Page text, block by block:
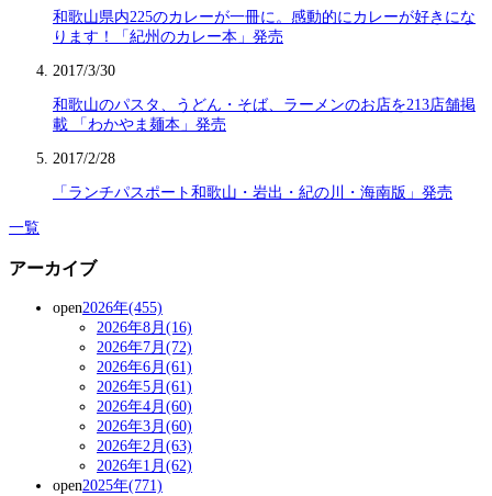
和歌山県内225のカレーが一冊に。感動的にカレーが好きにな
ります！「紀州のカレー本」発売
2017/3/30
和歌山のパスタ、うどん・そば、ラーメンのお店を213店舗掲
載 「わかやま麺本」発売
2017/2/28
「ランチパスポート和歌山・岩出・紀の川・海南版」発売
一覧
アーカイブ
open2026年(455)
2026年8月(16)
2026年7月(72)
2026年6月(61)
2026年5月(61)
2026年4月(60)
2026年3月(60)
2026年2月(63)
2026年1月(62)
open2025年(771)